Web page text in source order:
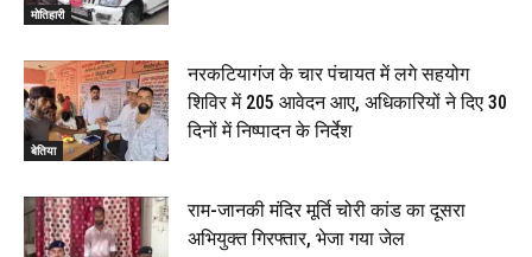
मोतिहारी
बेतिया
नरकटियागंज के चार पंचायत में लगे सहयोग
शिविर में 205 आवेदन आए, अधिकारियों ने दिए 30
दिनों में निष्पादन के निर्देश
राम-जानकी मंदिर मूर्ति चोरी कांड का दूसरा
अभियुक्त गिरफ्तार, भेजा गया जेल